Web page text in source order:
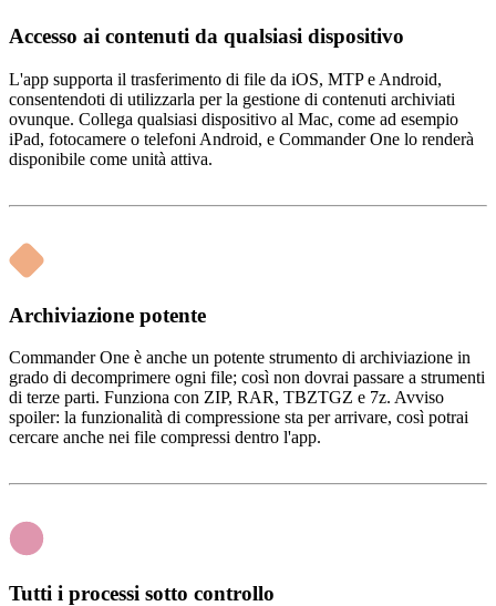
Accesso ai contenuti da qualsiasi dispositivo
L'app supporta il trasferimento di file da iOS, MTP e Android,
consentendoti di utilizzarla per la gestione di contenuti archiviati
ovunque. Collega qualsiasi dispositivo al Mac, come ad esempio
iPad, fotocamere o telefoni Android, e Commander One lo renderà
disponibile come unità attiva.
Archiviazione potente
Commander One è anche un potente strumento di archiviazione in
grado di decomprimere ogni file; così non dovrai passare a strumenti
di terze parti. Funziona con ZIP, RAR, TBZTGZ e 7z. Avviso
spoiler: la funzionalità di compressione sta per arrivare, così potrai
cercare anche nei file compressi dentro l'app.
Tutti i processi sotto controllo